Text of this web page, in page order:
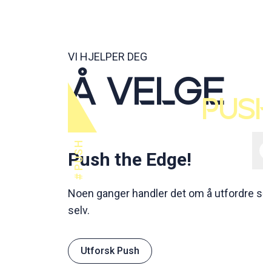
VI HJELPER DEG
Å VELGE
PUSH
Push the Edge!
Noen ganger handler det om å utfordre
selv.
Utforsk Push